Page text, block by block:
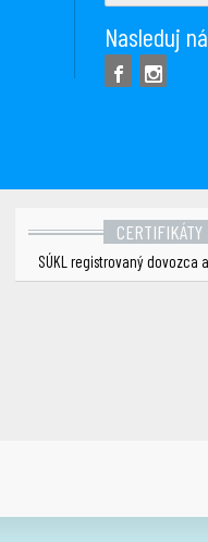
Nasleduj
CERTIFIKÁTY
SÚKL registrovaný dovozca